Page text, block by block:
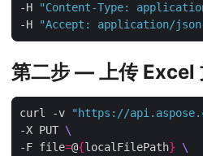
-H
"Content-Type:
-H
"Accept: application/
第二步 — 上传 Excel
curl -v
"https://
-X PUT
-F file=@{localFilePath}